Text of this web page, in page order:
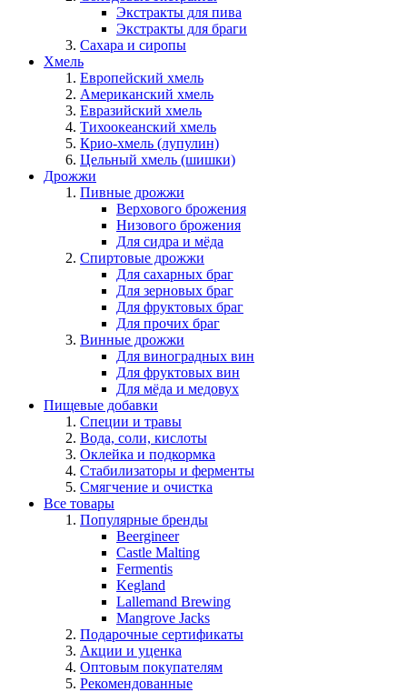
Экстракты для пива
Экстракты для браги
Сахара и сиропы
Хмель
Европейский хмель
Американский хмель
Евразийский хмель
Тихоокеанский хмель
Крио-хмель (лупулин)
Цельный хмель (шишки)
Дрожжи
Пивные дрожжи
Верхового брожения
Низового брожения
Для сидра и мёда
Спиртовые дрожжи
Для сахарных браг
Для зерновых браг
Для фруктовых браг
Для прочих браг
Винные дрожжи
Для виноградных вин
Для фруктовых вин
Для мёда и медовух
Пищевые добавки
Специи и травы
Вода, соли, кислоты
Оклейка и подкормка
Стабилизаторы и ферменты
Смягчение и очистка
Все товары
Популярные бренды
Beergineer
Castle Malting
Fermentis
Kegland
Lallemand Brewing
Mangrove Jacks
Подарочные сертификаты
Акции и уценка
Оптовым покупателям
Рекомендованные